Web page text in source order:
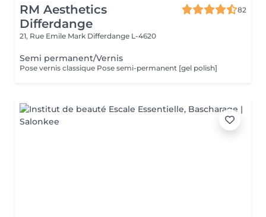
RM Aesthetics
Differdange
82
21, Rue Emile Mark Differdange L-4620
Semi permanent/Vernis
Pose vernis classique Pose semi-permanent [gel polish]